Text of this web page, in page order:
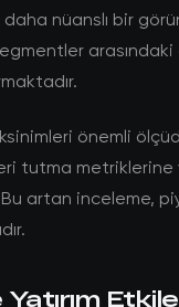
nüanslı bir
arasındaki
önemli
tutma
artan inceleme,